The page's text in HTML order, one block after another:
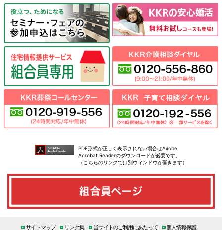
PDF形式が正しく表示されない場合はAdobe
Acrobat Readerのダウンロードが必要です。
（こちらのリンクでは別ウィンドウが開きます）
サイトマップ リンク集 当サイトのご利用にあたって 個人情報保護